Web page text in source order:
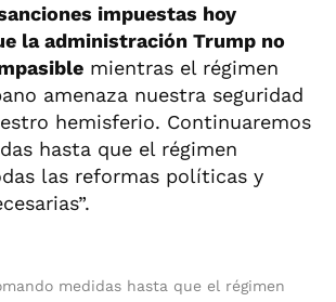
impuestas hoy
la administración Trump no
mientras el régimen
amenaza nuestra seguridad
hemisferio. Continuaremos
hasta que el régimen
las reformas políticas y
medidas hasta que el régimen